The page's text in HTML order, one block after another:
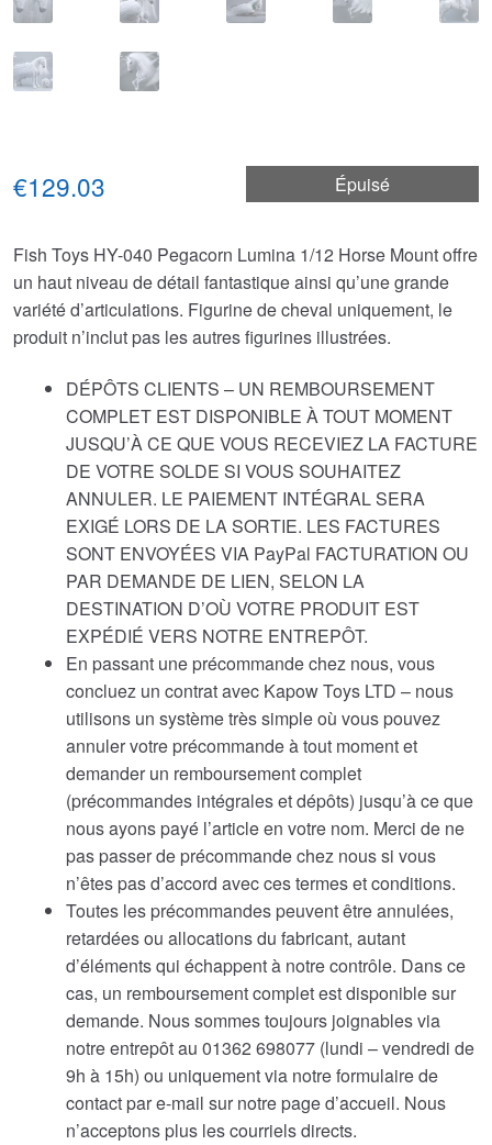
Épuisé
€129.03
Fish Toys HY-040 Pegacorn Lumina 1/12 Horse Mount offre
un haut niveau de détail fantastique ainsi qu’une grande
variété d’articulations. Figurine de cheval uniquement, le
produit n’inclut pas les autres figurines illustrées.
DÉPÔTS CLIENTS – UN REMBOURSEMENT
COMPLET EST DISPONIBLE À TOUT MOMENT
JUSQU’À CE QUE VOUS RECEVIEZ LA FACTURE
DE VOTRE SOLDE SI VOUS SOUHAITEZ
ANNULER. LE PAIEMENT INTÉGRAL SERA
EXIGÉ LORS DE LA SORTIE. LES FACTURES
SONT ENVOYÉES VIA PayPal FACTURATION OU
PAR DEMANDE DE LIEN, SELON LA
DESTINATION D’OÙ VOTRE PRODUIT EST
EXPÉDIÉ VERS NOTRE ENTREPÔT.
En passant une précommande chez nous, vous
concluez un contrat avec Kapow Toys LTD – nous
utilisons un système très simple où vous pouvez
annuler votre précommande à tout moment et
demander un remboursement complet
(précommandes intégrales et dépôts) jusqu’à ce que
nous ayons payé l’article en votre nom. Merci de ne
pas passer de précommande chez nous si vous
n’êtes pas d’accord avec ces termes et conditions.
Toutes les précommandes peuvent être annulées,
retardées ou allocations du fabricant, autant
d’éléments qui échappent à notre contrôle. Dans ce
cas, un remboursement complet est disponible sur
demande. Nous sommes toujours joignables via
notre entrepôt au 01362 698077 (lundi – vendredi de
9h à 15h) ou uniquement via notre formulaire de
contact par e-mail sur notre page d’accueil. Nous
n’acceptons plus les courriels directs.